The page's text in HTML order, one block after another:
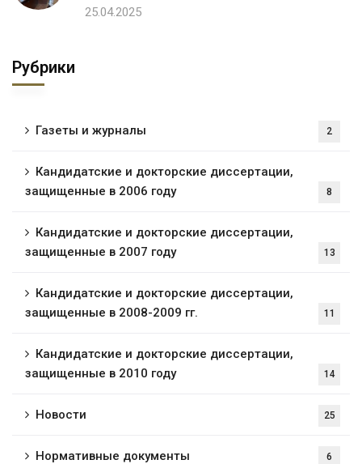
25.04.2025
Рубрики
Газеты и журналы 2
Кандидатские и докторские диссертации,
защищенные в 2006 году
8
Кандидатские и докторские диссертации,
защищенные в 2007 году
13
Кандидатские и докторские диссертации,
защищенные в 2008-2009 гг.
11
Кандидатские и докторские диссертации,
защищенные в 2010 году
14
Новости 25
Нормативные документы 6